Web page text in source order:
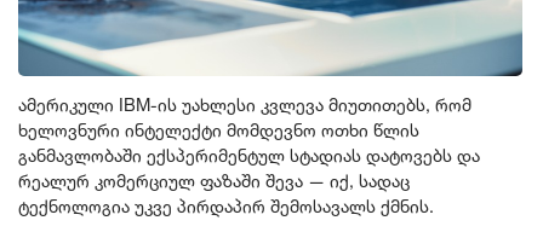
კონტაქტი
პოლიტიკა
საზოგადოება
ეკონომიკა
ბიზნესი
ამერიკული IBM-ის უახლესი კვლევა მიუთითებს, რომ
ხელოვნური ინტელექტი მომდევნო ოთხი წლის
განმავლობაში ექსპერიმენტულ სტადიას დატოვებს და
რეალურ კომერციულ ფაზაში შევა — იქ, სადაც
ტექნოლოგია უკვე პირდაპირ შემოსავალს ქმნის.